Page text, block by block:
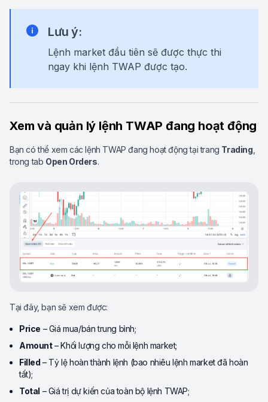
Lưu ý:
Lệnh market đầu tiên sẽ được thực thi
ngay khi lệnh TWAP được tạo.
Xem và quản lý lệnh TWAP đang hoạt động
Bạn có thể xem các lệnh TWAP đang hoạt động tại trang Trading
trong tab Open Orders.
Tại đây, bạn sẽ xem được:
Price – Giá mua/bán trung bình;
Amount– Khối lượng cho mỗi lệnh market;
Filled – Tỷ lệ hoàn thành lệnh (bao nhiêu lệnh market đã hoàn
tất);
Total – Giá trị dự kiến của toàn bộ lệnh TWAP;